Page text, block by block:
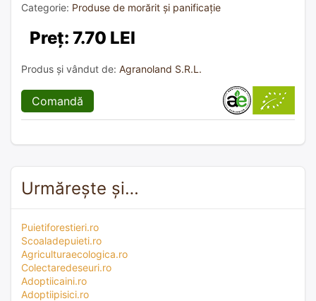
Categorie: Produse de morărit și panificație
Preț: 7.70 LEI
Produs și vândut de: Agranoland S.R.L.
Comandă
Urmărește și…
Puietiforestieri.ro
Scoaladepuieti.ro
Agriculturaecologica.ro
Colectaredeseuri.ro
Adoptiicaini.ro
Adoptiipisici.ro